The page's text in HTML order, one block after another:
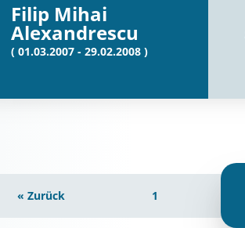
Filip Mihai
Alexandrescu
( 01.03.2007 - 29.02.2008 )
« Zurück 1